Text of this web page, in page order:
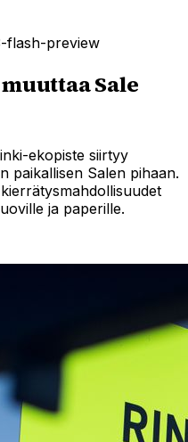
flash-preview
Sale
ekopiste siirtyy
paikallisen Salen pihaan.
ja paperille.